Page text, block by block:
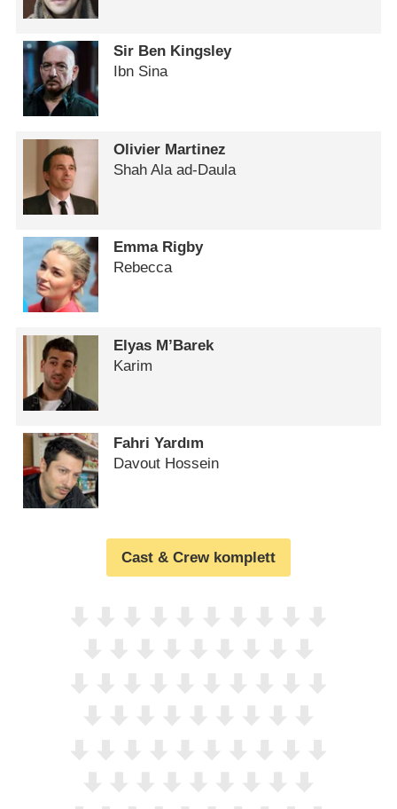
Sir Ben Kingsley
Ibn Sina
Olivier Martinez
Shah Ala ad-Daula
Emma Rigby
Rebecca
Elyas M’Barek
Karim
Fahri Yardım
Davout Hossein
Cast & Crew komplett